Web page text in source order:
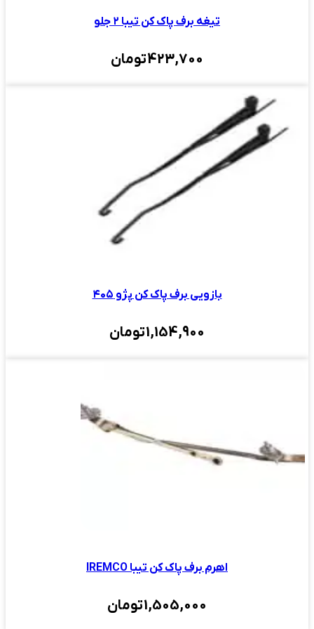
تیغه برف پاک کن تیبا ۲ جلو
423,700تومان
بازویی برف پاک کن پژو ۴۰۵
1,154,900تومان
اهرم برف پاک کن تیبا IREMCO
1,505,000تومان